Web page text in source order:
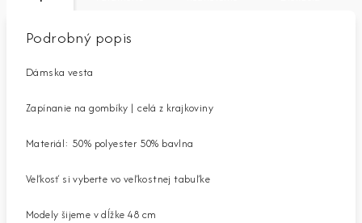
Podrobný popis
Dámska vesta
Zapínanie na gombíky | celá z krajkoviny
Materiál: 50% polyester 50% bavlna
Veľkosť si vyberte vo veľkostnej tabuľke
Modely šijeme v dĺžke 48 cm